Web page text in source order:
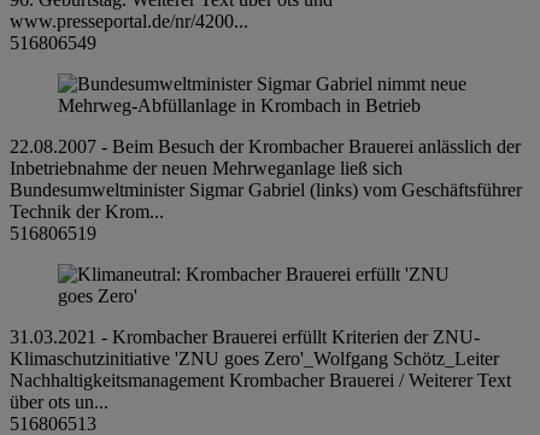
www.presseportal.de/nr/4200...
516806549
22.08.2007 - Beim Besuch der Krombacher Brauerei anlässlich der
Inbetriebnahme der neuen Mehrweganlage ließ sich
Bundesumweltminister Sigmar Gabriel (links) vom Geschäftsführer
Technik der Krom...
516806519
31.03.2021 - Krombacher Brauerei erfüllt Kriterien der ZNU-
Klimaschutzinitiative 'ZNU goes Zero'_Wolfgang Schötz_Leiter
Nachhaltigkeitsmanagement Krombacher Brauerei / Weiterer Text
über ots un...
516806513